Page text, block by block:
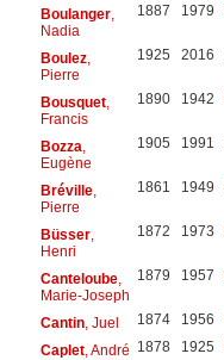
Boulanger,
Nadia
1887 1979
Boulez,
Pierre
1925 2016
Bousquet,
Francis
1890 1942
Bozza
Eugène
1905 1991
Bréville,
Pierre
1861 1949
Büsser,
Henri
1872 1973
Canteloube,
Marie-Joseph
1879 1957
Cantin, Juel 1874 1956
Caplet, André 1878 1925